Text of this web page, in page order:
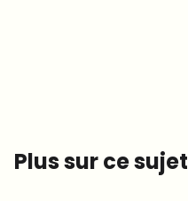
Plus sur ce sujet